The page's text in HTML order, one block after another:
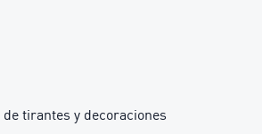
tirantes y decoraciones